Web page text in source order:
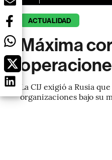
ACTUALIDAD
Máxima
La CIJ exigió a Rusia
organizaciones bajo su